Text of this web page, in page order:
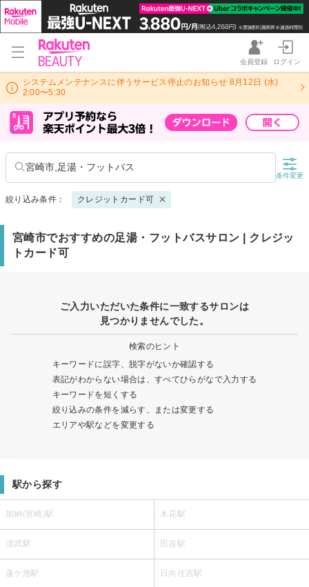
会員登録 ログイン
システムメンテナンスに伴うサービス停止のお知らせ 8月12日 (水)
2:00〜5:30
宮崎市,足湯・フットバス
条件変更
絞り込み条件： クレジットカード可
宮崎市でおすすめの足湯・フットバスサロン | クレジッ
トカード可
ご入力いただいた条件に一致するサロンは
見つかりませんでした。
検索のヒント
キーワードに誤字、脱字がないか確認する
表記がわからない場合は、すべてひらがなで入力する
キーワードを短くする
絞り込みの条件を減らす、または変更する
エリアや駅などを変更する
駅から探す
加納(宮崎)駅 木花駅
清武駅 田吉駅
蓮ケ池駅 日向住吉駅